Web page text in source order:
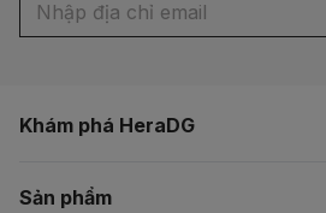
Khám phá HeraDG
Sản phẩm